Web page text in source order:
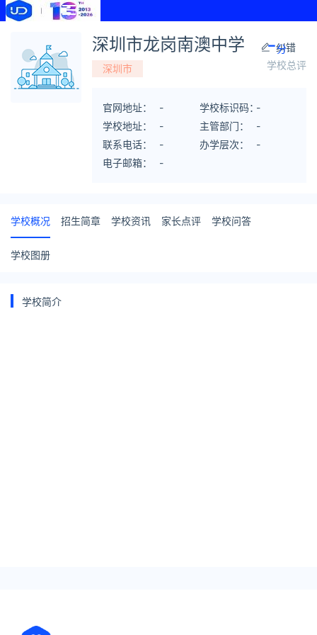
深圳市龙岗南澳中学
纠错
深圳市
-分
学校总评
官网地址：
-
学校地址：
-
联系电话：
-
电子邮箱：
-
学校标识码：-
主管部门：
-
办学层次：
-
学校概况 招生简章 学校资讯 家长点评 学校问答
学校图册
学校简介